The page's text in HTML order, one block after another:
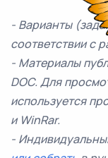
- Варианты
соответствии с
- Материалы
DOC. Для
используется
и WinRar.
-